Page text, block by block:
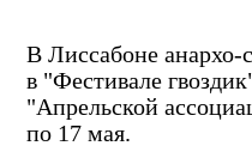
В Лиссабоне
в "Фестивале
"Апрельской
по 17 мая.